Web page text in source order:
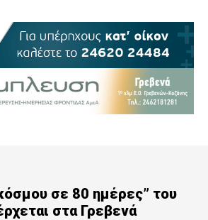
σε 80 ημέρες” του
στα Γρεβενά